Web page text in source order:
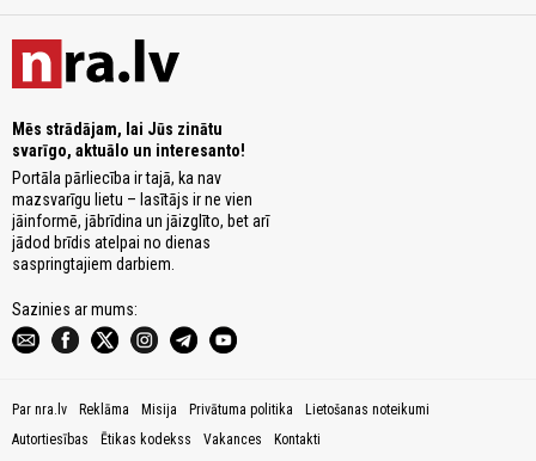
Mēs strādājam, lai Jūs zinātu
svarīgo, aktuālo un interesanto!
Portāla pārliecība ir tajā, ka nav
mazsvarīgu lietu – lasītājs ir ne vien
jāinformē, jābrīdina un jāizglīto, bet arī
jādod brīdis atelpai no dienas
saspringtajiem darbiem.
Sazinies ar mums:
Par nra.lv Reklāma Misija Privātuma politika
Lietošanas noteikumi
Autortiesības
Ētikas kodekss Vakances Kontakti